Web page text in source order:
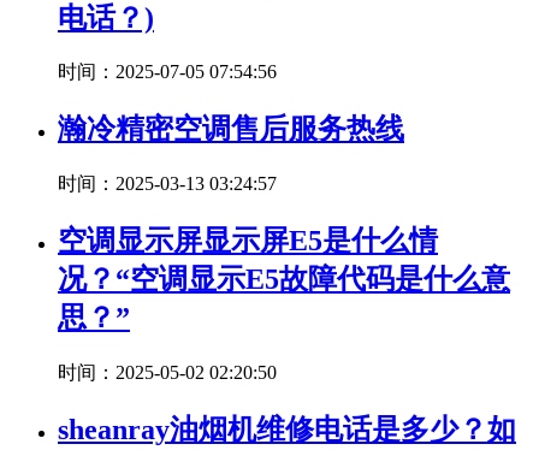
电话？)
时间：2025-07-05 07:54:56
瀚冷精密空调售后服务热线
时间：2025-03-13 03:24:57
空调显示屏显示屏E5是什么情
况？“空调显示E5故障代码是什么意
思？”
时间：2025-05-02 02:20:50
sheanray油烟机维修电话是多少？如